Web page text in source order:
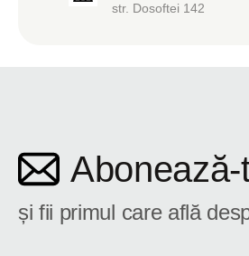
str. Dosoftei 142
Abonează-
și fii primul care află